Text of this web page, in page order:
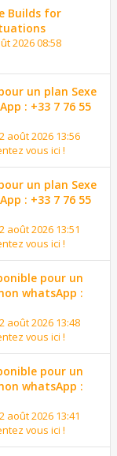
Builds for
2026 08:58
un plan Sexe
: +33 7 76 55
août 2026 13:56
vous ici !
un plan Sexe
: +33 7 76 55
août 2026 13:51
vous ici !
pour un
whatsApp :
août 2026 13:48
vous ici !
pour un
whatsApp :
août 2026 13:41
vous ici !